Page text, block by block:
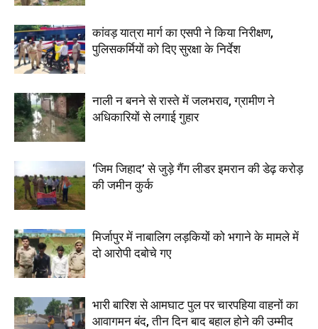
कांवड़ यात्रा मार्ग का एसपी ने किया निरीक्षण,
पुलिसकर्मियों को दिए सुरक्षा के निर्देश
नाली न बनने से रास्ते में जलभराव, ग्रामीण ने
अधिकारियों से लगाई गुहार
‘जिम जिहाद’ से जुड़े गैंग लीडर इमरान की डेढ़ करोड़
की जमीन कुर्क
मिर्जापुर में नाबालिग लड़कियों को भगाने के मामले में
दो आरोपी दबोचे गए
भारी बारिश से आमघाट पुल पर चारपहिया वाहनों का
आवागमन बंद, तीन दिन बाद बहाल होने की उम्मीद